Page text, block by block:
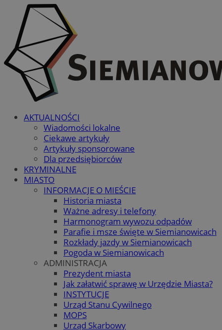
AKTUALNOŚCI
Wiadomości lokalne
Ciekawe artykuły
Artykuły sponsorowane
Dla przedsiębiorców
KRYMINALNE
MIASTO
INFORMACJE O MIEŚCIE
Historia miasta
Ważne adresy i telefony
Harmonogram wywozu odpadów
Parafie i msze święte w Siemianowicach
Rozkłady jazdy w Siemianowicach
Pogoda w Siemianowicach
ADMINISTRACJA
Prezydent miasta
Jak załatwić sprawę w Urzędzie Miasta?
INSTYTUCJE
Urząd Stanu Cywilnego
MOPS
Urząd Skarbowy